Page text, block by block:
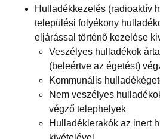
Hulladékkezelés (radioaktív
települési folyékony
eljárással történő kezelése
Veszélyes hulladékok
(beleértve az égetést)
Kommunális
Nem veszélyes
végző telephelyek
Hulladéklerakók az inert